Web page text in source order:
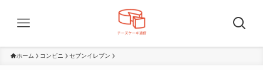
ホーム コンビニ セブンイレブン